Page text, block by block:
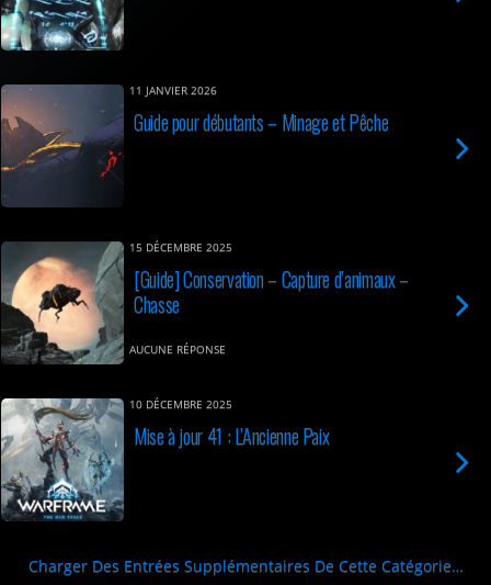
11 JANVIER 2026
Guide pour débutants – Minage et Pêche
15 DÉCEMBRE 2025
[Guide] Conservation – Capture d’animaux –
Chasse
AUCUNE RÉPONSE
10 DÉCEMBRE 2025
Mise à jour 41 : L’Ancienne Paix
Charger Des Entrées Supplémentaires De Cette Catégorie…